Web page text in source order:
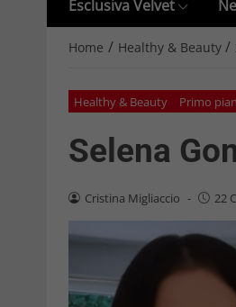
Esclusiva Velvet
Home / Healthy & Beauty /
Healthy & Beauty Primo
Selena
Cristina Migliaccio - 22